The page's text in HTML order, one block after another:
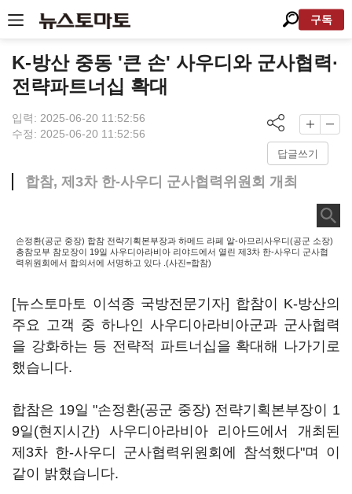
구독
K-방산 중동 '큰 손' 사우디와 군사협력·
전략파트너십 확대
입력: 2025-06-20 11:52:56
수정: 2025-06-20 11:52:56
답글쓰기
합참, 제3차 한-사우디 군사협력위원회 개최
손정환(공군 중장) 합참 전략기획본부장과 하메드 라페 알-아므리사우디(공군 소장)
총참모부 참모장이 19일 사우디아라비아 리야드에서 열린 제3차 한-사우디 군사협
력위원회에서 합의서에 서명하고 있다 .(사진=합참)
[뉴스토마토 이석종 국방전문기자] 합참이 K-방산의
주요 고객 중 하나인 사우디아라비아군과 군사협력
을 강화하는 등 전략적 파트너십을 확대해 나가기로
했습니다.
합참은 19일 "손정환(공군 중장) 전략기획본부장이 1
9일(현지시간) 사우디아라비아 리아드에서 개최된
제3차 한-사우디 군사협력위원회에 참석했다"며 이
같이 밝혔습니다.